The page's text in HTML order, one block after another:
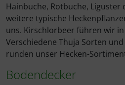
Hainbuche, Rotbuche, Liguster
weitere typische
uns. Kirschlorbeer führen wir
Verschiedene Thuja Sorten und
runden unser Hecken-
Bodendecker